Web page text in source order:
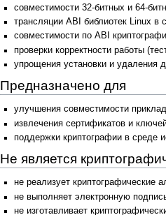
совместимости 32-битных и 64-
трансляции ABI библиотек Linux
совместимости по ABI
проверки корректности работы
упрощения установки и удаления
Предназначено для
улучшения совместимости
извлечения сертификатов и
поддержки криптографии в среде
Не является
не реализует криптографические
не выполняет электронную
не изготавливает